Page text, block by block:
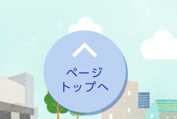
ページ
トップへ